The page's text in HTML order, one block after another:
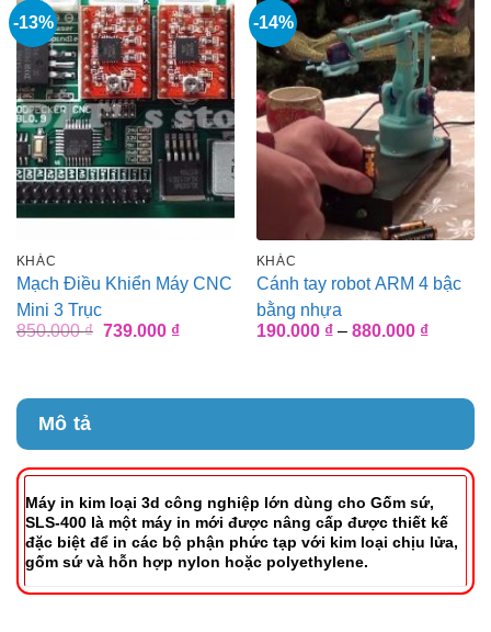
-13%
KHÁC
Mạch Điều Khiển Máy CNC
Mini 3 Trục
850.000₫ Giá
739.000 ₫Giá
739.000 ₫.
-14%
KHÁC
Cánh tay robot ARM 4 bậc
bằng nhựa
190.000 ₫ – 880.000 ₫Khoảng
đến
Mô tả
Máy in kim loại 3d công nghiệp lớn dùng cho Gốm sứ,
SLS-400 là một máy in mới được nâng cấp được thiết kế
đặc biệt để in các bộ phận phức tạp với kim loại chịu lửa,
gốm sứ và hỗn hợp nylon hoặc polyethylene.